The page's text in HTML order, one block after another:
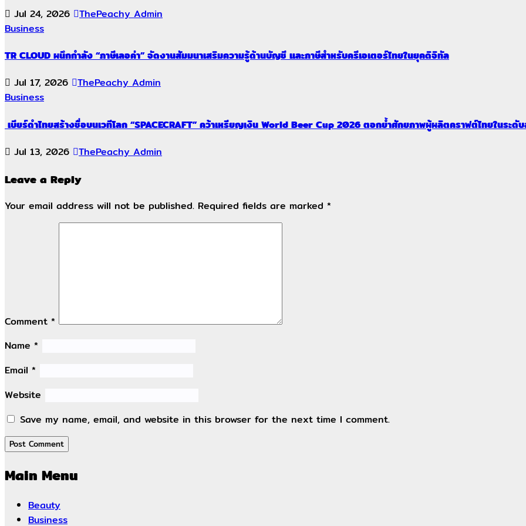
Jul 24, 2026
ThePeachy Admin
Business
TR CLOUD ผนึกกำลัง “ภาษีเลอค่า” จัดงานสัมมนาเสริมความรู้ด้านบัญชี และภาษีสำหรับครีเอเตอร์ไทยในยุคดิจิทัล
Jul 17, 2026
ThePeachy Admin
Business
เบียร์ดำไทยสร้างชื่อบนเวทีโลก “SPACECRAFT” คว้าเหรียญเงิน World Beer Cup 2026 ตอกย้ำศักยภาพผู้ผลิตคราฟต์ไทยในระดั
Jul 13, 2026
ThePeachy Admin
Leave a Reply
Your email address will not be published. Required fields are marked *
Comment *
Name *
Email *
Website
Save my name, email, and website in this browser for the next time I comment.
Main Menu
Beauty
Business